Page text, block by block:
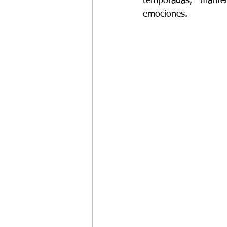
emociones.